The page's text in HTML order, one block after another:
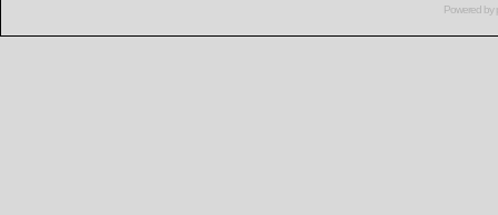
Powered by